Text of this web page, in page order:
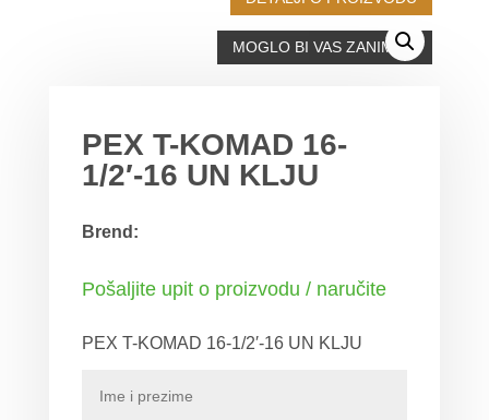
MOGLO BI VAS ZANIMATI
PEX T-KOMAD 16-
1/2′-16 UN KLJU
Brend:
Pošaljite upit o proizvodu / naručite
PEX T-KOMAD 16-1/2′-16 UN KLJU